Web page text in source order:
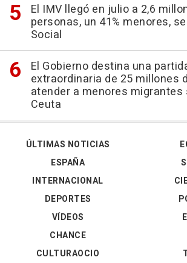
El IMV llegó en julio a 2,6
personas, un 41% menores,
Social
El Gobierno destina una
extraordinaria de 25 millones
atender a menores migrantes
Ceuta
ÚLTIMAS NOTICIAS
ESPAÑA
INTERNACIONAL
DEPORTES
VÍDEOS
CHANCE
CULTURAOCIO